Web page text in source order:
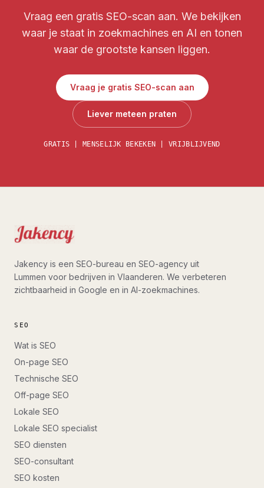
Vraag een gratis SEO-scan aan. We bekijken
waar je staat in zoekmachines en AI en tonen
waar de grootste kansen liggen.
Vraag je gratis SEO-scan aan
Liever meteen praten
GRATIS | MENSELIJK BEKEKEN | VRIJBLIJVEND
Jakency is een SEO-bureau en SEO-agency uit
Lummen voor bedrijven in Vlaanderen. We verbeteren
zichtbaarheid in Google en in AI-zoekmachines.
SEO
Wat is SEO
On-page SEO
Technische SEO
Off-page SEO
Lokale SEO
Lokale SEO specialist
SEO diensten
SEO-consultant
SEO kosten